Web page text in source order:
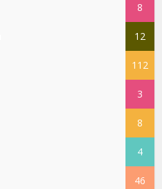
8
12
112
3
8
4
46